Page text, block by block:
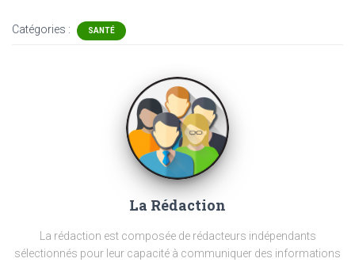
Catégories : SANTÉ
La Rédaction
La rédaction est composée de rédacteurs indépendants
sélectionnés pour leur capacité à communiquer des informations